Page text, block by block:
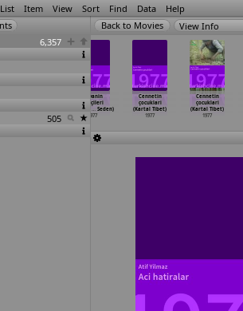
List Item View Sort Find Data Help
6,357
505
View Info
Cennetin
çocuklari
(Kartal Tibet)
1977
Cennetin
çocuklari
(Kartal Tibet)
1977
Yuvanin
bekçileri
(Osman … Seden)
1977